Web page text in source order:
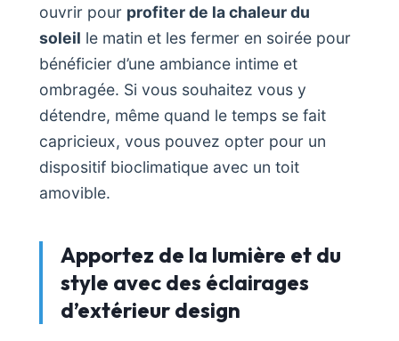
ouvrir pour profiter de la chaleur du
soleil le matin et les fermer en soirée pour
bénéficier d’une ambiance intime et
ombragée. Si vous souhaitez vous y
détendre, même quand le temps se fait
capricieux, vous pouvez opter pour un
dispositif bioclimatique avec un toit
amovible.
Apportez de la lumière et du
style avec des éclairages
d’extérieur design